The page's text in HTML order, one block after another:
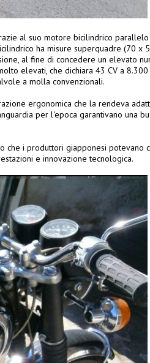
al suo motore bicilindrico
ha misure superquadre (70 x
al fine di concedere un elevato
elevati, che dichiara 43 CV a
a molla convenzionali.
ergonomica che la rendeva
per l'epoca garantivano una
che i produttori giapponesi potevano
e innovazione tecnologica.